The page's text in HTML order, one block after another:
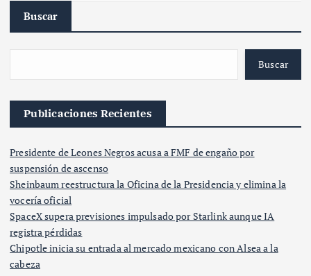
Buscar
Buscar
Publicaciones Recientes
Presidente de Leones Negros acusa a FMF de engaño por
suspensión de ascenso
Sheinbaum reestructura la Oficina de la Presidencia y elimina la
vocería oficial
SpaceX supera previsiones impulsado por Starlink aunque IA
registra pérdidas
Chipotle inicia su entrada al mercado mexicano con Alsea a la
cabeza